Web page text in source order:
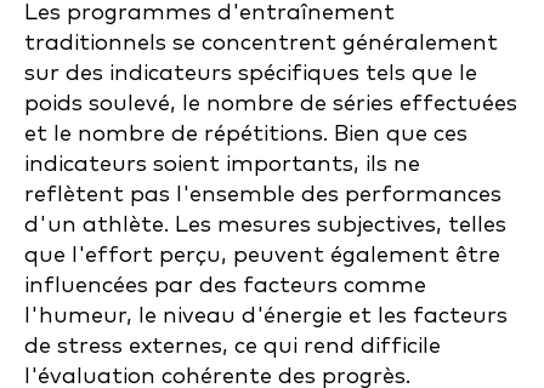
Les programmes d'entraînement
traditionnels se concentrent généralement
sur des indicateurs spécifiques tels que le
poids soulevé, le nombre de séries effectuées
et le nombre de répétitions. Bien que ces
indicateurs soient importants, ils ne
reflètent pas l'ensemble des performances
d'un athlète. Les mesures subjectives, telles
que l'effort perçu, peuvent également être
influencées par des facteurs comme
l'humeur, le niveau d'énergie et les facteurs
de stress externes, ce qui rend difficile
l'évaluation cohérente des progrès.